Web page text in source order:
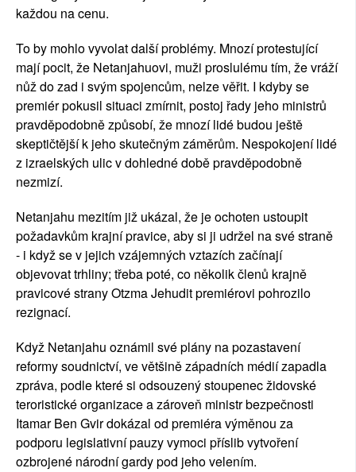
každou na cenu.
To by mohlo vyvolat další problémy. Mnozí protestující
mají pocit, že Netanjahuovi, muži proslulému tím, že vráží
nůž do zad i svým spojencům, nelze věřit. I kdyby se
premiér pokusil situaci zmírnit, postoj řady jeho ministrů
pravděpodobně způsobí, že mnozí lidé budou ještě
skeptičtější k jeho skutečným záměrům. Nespokojení lidé
z izraelských ulic v dohledné době pravděpodobně
nezmizí.
Netanjahu mezitím již ukázal, že je ochoten ustoupit
požadavkům krajní pravice, aby si ji udržel na své straně
- i když se v jejich vzájemných vztazích začínají
objevovat trhliny; třeba poté, co několik členů krajně
pravicové strany Otzma Jehudit premiérovi pohrozilo
rezignací.
Když Netanjahu oznámil své plány na pozastavení
reformy soudnictví, ve většině západních médií zapadla
zpráva, podle které si odsouzený stoupenec židovské
teroristické organizace a zároveň ministr bezpečnosti
Itamar Ben Gvir dokázal od premiéra výměnou za
podporu legislativní pauzyvymoci příslib vytvoření
ozbrojené národní gardy pod jeho velením.